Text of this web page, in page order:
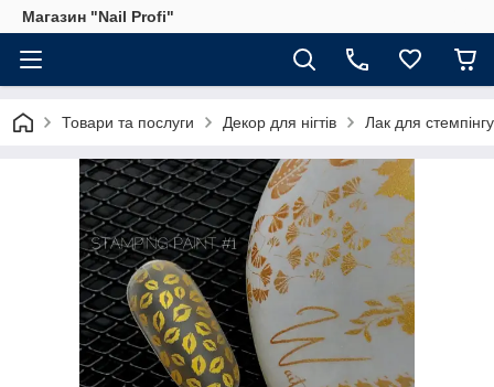
Магазин "Nail Profi"
Товари та послуги Декор для нігтів Лак для